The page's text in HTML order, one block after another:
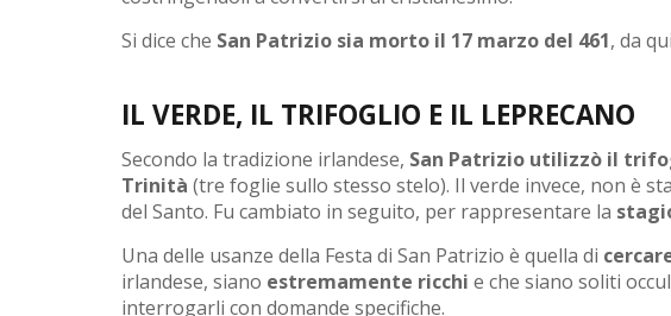
Si dice che San Patrizio sia morto il 17 marzo del 461, da
IL VERDE, IL TRIFOGLIO E IL LEPRECANO
Secondo la tradizione irlandese, San Patrizio utilizzò il
Trinità (tre foglie sullo stesso stelo). Il verde invece, non è
del Santo. Fu cambiato in seguito, per rappresentare la
Una delle usanze della Festa di San Patrizio è quella di
irlandese, siano estremamente ricchi e che siano soliti
interrogarli con domande specifiche.